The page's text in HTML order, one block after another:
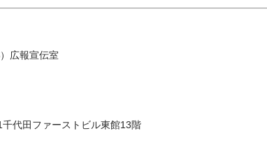
広報宣伝室
代田ファーストビル東館13階